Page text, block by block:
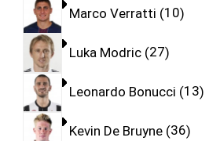
Marco Verratti 10
Luka Modric 27
Leonardo Bonucci 13
Kevin De Bruyne 36